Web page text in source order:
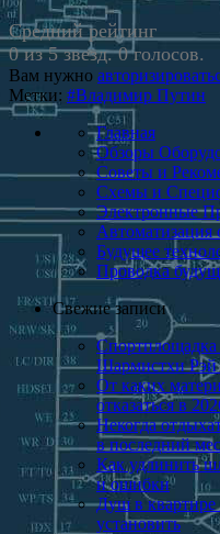
Средний рейтинг
0 из 5 звезд. 0 голосов.
Вам нужно
Метки: #Владимир Путин
Главная
Обзоры
Советы и
Схемы и
Электронные
Автоматизация
Будущее
Проводка
Свежие записи
Спортплощадка
Шармистхи Рэй
От каких
отказаться в
Некогда
в последний
Как удлинить
и ошибки
Душ в квартире
уста­новить